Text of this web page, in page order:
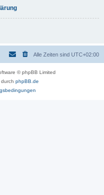
Alle Zeiten sind UTC+02:00
© phpBB Limited
phpBB.de